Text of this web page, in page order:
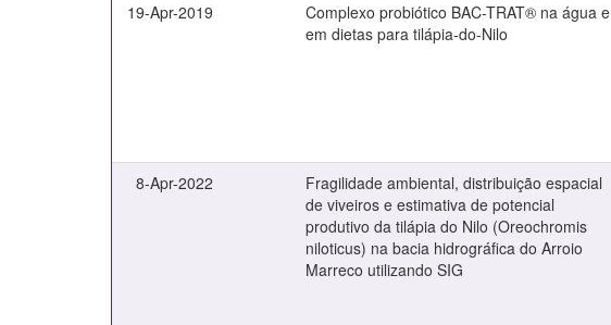
19-Apr-2019
Complexo probiótico BAC-TRAT® na água e
em dietas para tilápia-do-Nilo
8-Apr-2022
Fragilidade ambiental, distribuição espacial
de viveiros e estimativa de potencial
produtivo da tilápia do Nilo (Oreochromis
niloticus) na bacia hidrográfica do Arroio
Marreco utilizando SIG